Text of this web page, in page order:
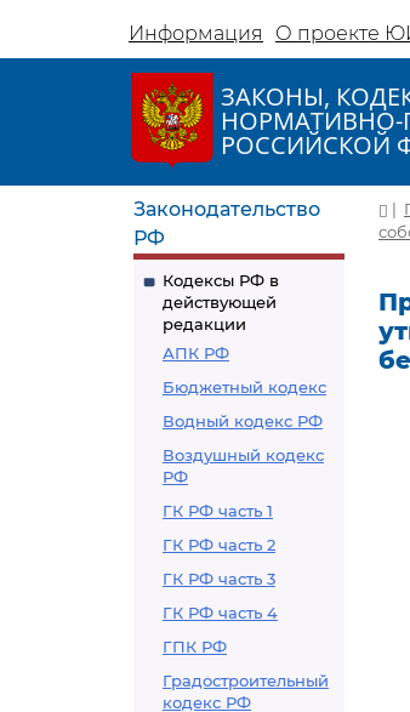
Информация О проекте
ЗАКОНЫ,
НОРМАТИВНО-
РОССИЙСКОЙ
Законодательство
РФ
Кодексы РФ в
действующей
редакции
АПК РФ
Бюджетный кодекс
Водный кодекс РФ
Воздушный кодекс
РФ
ГК РФ часть 1
ГК РФ часть 2
ГК РФ часть 3
ГК РФ часть 4
ГПК РФ
Градостроительный
кодекс РФ
|